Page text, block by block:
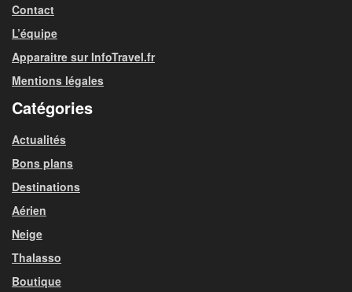
Contact
L’équipe
Apparaitre sur InfoTravel.fr
Mentions légales
Catégories
Actualités
Bons plans
Destinations
Aérien
Neige
Thalasso
Boutique